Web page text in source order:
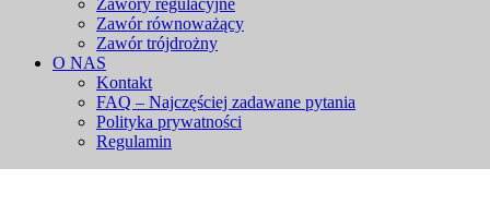
Zawór równoważący
Zawór trójdrożny
O NAS
Kontakt
FAQ – Najczęściej zadawane pytania
Polityka prywatności
Regulamin